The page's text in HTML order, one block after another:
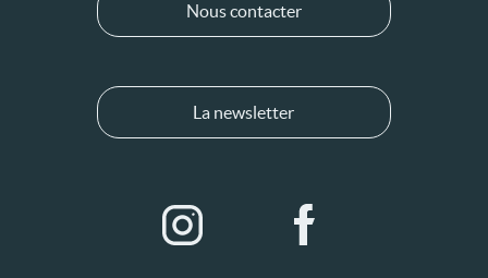
Nous contacter
La newsletter